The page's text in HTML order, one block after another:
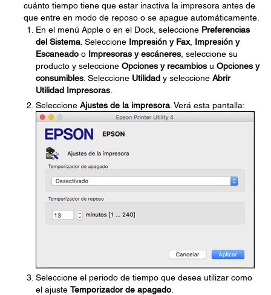
cuánto tiempo tiene que estar inactiva la impresora antes de
que entre en modo de reposo o se apague automáticamente.
En el menú Apple o en el Dock, seleccione Preferencias
del Sistema . Seleccione Impresión y Fax, Impresión y
Escaneado o Impresoras y escáneres , seleccione su
producto y seleccione Opciones y recambios u Opciones y
consumibles . Seleccione Utilidad y seleccione Abrir
Utilidad Impresoras
Seleccione Ajustes de la impresora . Verá esta pantalla:
Seleccione el periodo de tiempo que desea utilizar como
el ajuste Temporizador de apagado